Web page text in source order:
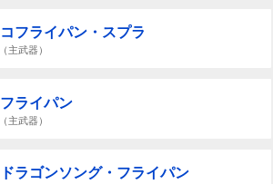
フライパン・スプラ
主武器）
ライパン
主武器）
ラゴンソング・フライパン